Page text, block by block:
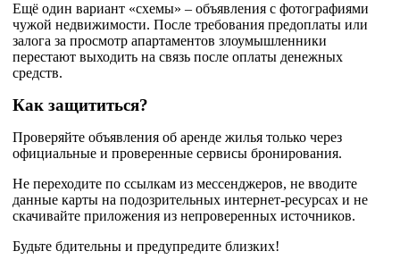
Ещё один вариант «схемы» – объявления с фотографиями
чужой недвижимости. После требования предоплаты или
залога за просмотр апартаментов злоумышленники
перестают выходить на связь после оплаты денежных
средств.
Как защититься?
Проверяйте объявления об аренде жилья только через
официальные и проверенные сервисы бронирования.
Не переходите по ссылкам из мессенджеров, не вводите
данные карты на подозрительных интернет-ресурсах и не
скачивайте приложения из непроверенных источников.
Будьте бдительны и предупредите близких!